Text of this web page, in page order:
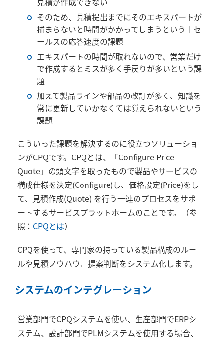
そのため、見積提出までにそのエキスパートが
捕まらないと時間がかかってしまうという｜セ
ールスの応答速度の課題
エキスパートの時間が取れないので、営業だけ
で作成するとミスが多く手戻りが多いという課
題
加えて製品ラインや部品の改訂が多く、知識を
常に更新していかなくては覚えられないという
課題
こういった課題を解決するのに役立つソリューショ
ンがCPQです。 CPQとは、「Configure Price
Quote」の頭文字を取ったもので製品やサービスの
構成仕様を決定(Configure)し、価格設定(Price)をし
て、見積作成(Quote) を行う一連のプロセスをサポ
ートするサービスプラットホームのことです。（参
照： CPQとは）
CPQを使って、専門家の持っている製品構成のルー
ルや見積ノウハウ、提案判断をシステム化します。
システムのインテグレーション
営業部門でCPQシステムを使い、生産部門でERPシ
ステム、設計部門でPLMシステムを使用する場合、